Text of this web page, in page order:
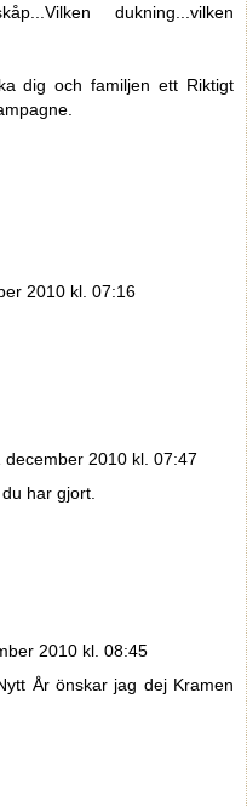
dukning...vilken
dig och familjen ett Riktigt
2010 kl. 07:16
december 2010 kl. 07:47
har gjort.
2010 kl. 08:45
År önskar jag dej Kramen